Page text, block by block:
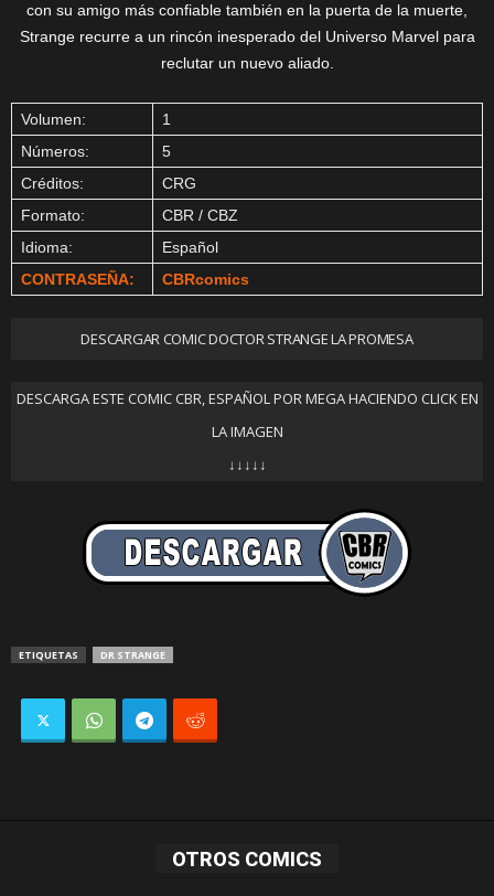
con su amigo más confiable también en la puerta de la muerte,
Strange recurre a un rincón inesperado del Universo Marvel para
reclutar un nuevo aliado.
Volumen:
1
Números:
5
Créditos:
CRG
Formato:
CBR / CBZ
Idioma:
Español
CONTRASEÑA:
CBRcomics
DESCARGAR COMIC DOCTOR STRANGE LA PROMESA
DESCARGA ESTE COMIC CBR, ESPAÑOL POR MEGA HACIENDO CLICK EN
LA IMAGEN
↓↓↓↓↓
ETIQUETAS DR STRANGE
OTROS COMICS